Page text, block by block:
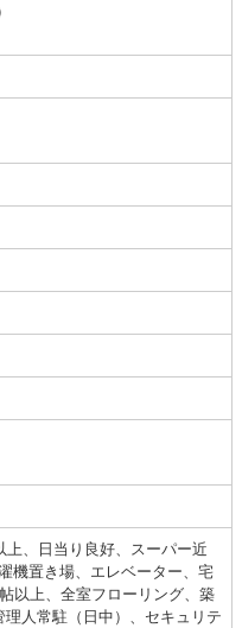
上、日当り良好、スーパー近
機置き場、エレベーター、宅
以上、全室フローリング、築
人常駐（日中）、セキュリテ